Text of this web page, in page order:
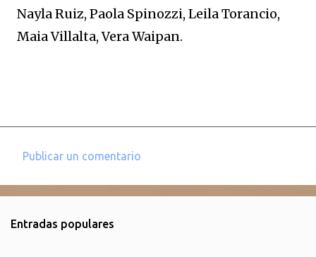
Nayla Ruiz, Paola Spinozzi, Leila Torancio,
Maia Villalta, Vera Waipan.
e
Publicar un comentario
Entradas populares